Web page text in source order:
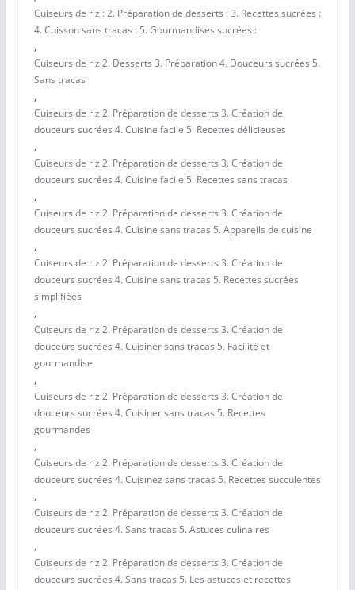
Cuiseurs de riz : 2. Préparation de desserts : 3. Recettes sucrées :
4. Cuisson sans tracas : 5. Gourmandises sucrées :
,
Cuiseurs de riz 2. Desserts 3. Préparation 4. Douceurs sucrées 5.
Sans tracas
,
Cuiseurs de riz 2. Préparation de desserts 3. Création de
douceurs sucrées 4. Cuisine facile 5. Recettes délicieuses
,
Cuiseurs de riz 2. Préparation de desserts 3. Création de
douceurs sucrées 4. Cuisine facile 5. Recettes sans tracas
,
Cuiseurs de riz 2. Préparation de desserts 3. Création de
douceurs sucrées 4. Cuisine sans tracas 5. Appareils de cuisine
,
Cuiseurs de riz 2. Préparation de desserts 3. Création de
douceurs sucrées 4. Cuisine sans tracas 5. Recettes sucrées
simplifiées
,
Cuiseurs de riz 2. Préparation de desserts 3. Création de
douceurs sucrées 4. Cuisiner sans tracas 5. Facilité et
gourmandise
,
Cuiseurs de riz 2. Préparation de desserts 3. Création de
douceurs sucrées 4. Cuisiner sans tracas 5. Recettes
gourmandes
,
Cuiseurs de riz 2. Préparation de desserts 3. Création de
douceurs sucrées 4. Cuisinez sans tracas 5. Recettes succulentes
,
Cuiseurs de riz 2. Préparation de desserts 3. Création de
douceurs sucrées 4. Sans tracas 5. Astuces culinaires
,
Cuiseurs de riz 2. Préparation de desserts 3. Création de
douceurs sucrées 4. Sans tracas 5. Les astuces et recettes